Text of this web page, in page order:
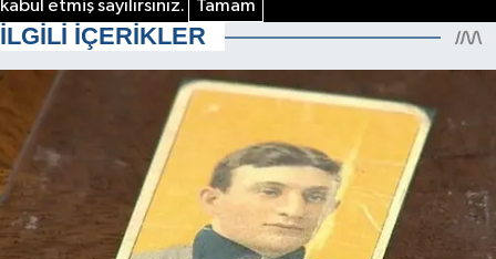
kabul etmiş sayılırsınız.
Tamam